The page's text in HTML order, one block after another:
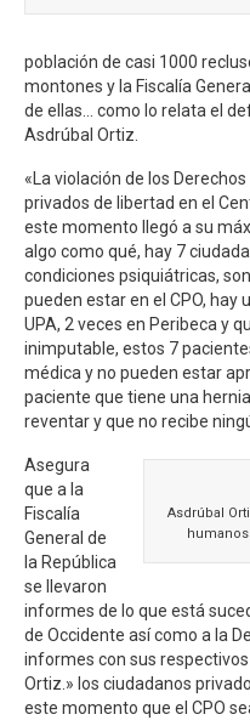
población de casi 1000
montones y la Fiscalía
de ellas… como lo relata el
Asdrúbal Ortiz.
«La violación de los
privados de libertad en el
este momento llegó a su
algo como qué, hay 7
condiciones psiquiátricas,
pueden estar en el CPO, hay
UPA, 2 veces en Peribeca y
inimputable, estos 7
médica y no pueden estar
paciente que tiene una
reventar y que no recibe
Asdrúbal
Asegura
que a la
Fiscalía
General de
la República
se llevaron
informes de lo que está
de Occidente así como a la
informes con sus
Ortiz.» los ciudadanos
este momento que el CPO